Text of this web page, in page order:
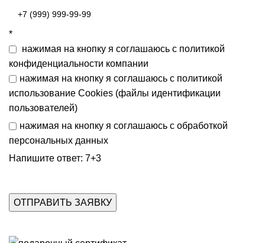
*
нажимая на кнопку я соглашаюсь с политикой
конфиденциальности компании
нажимая на кнопку я соглашаюсь с политикой
использование Cookies (файлы идентификации
пользователей)
нажимая на кнопку я соглашаюсь с обработкой
персональных данных
Напишите ответ: 7+3